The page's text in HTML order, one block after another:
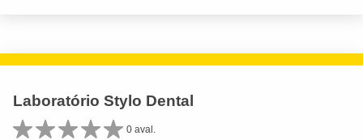
Laboratório Stylo Dental
0 aval.